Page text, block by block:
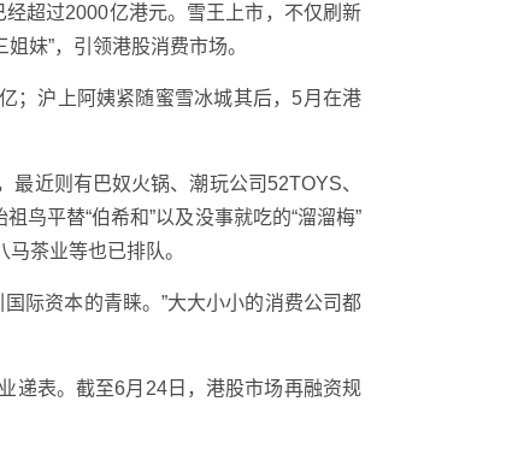
超过2000亿港元。雪王上市，不仅刷新
妹”，引领港股消费市场。
；沪上阿姨紧随蜜雪冰城其后，5月在港
近则有巴奴火锅、潮玩公司52TOYS、
鸟平替“伯希和”以及没事就吃的“溜溜梅”
茶业等也已排队。
际资本的青睐。”大大小小的消费公司都
递表。截至6月24日，港股市场再融资规